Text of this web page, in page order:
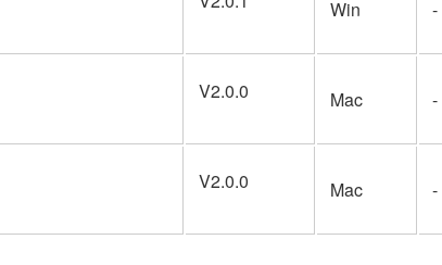
Win -
V2.0.0 Mac -
V2.0.0 Mac -